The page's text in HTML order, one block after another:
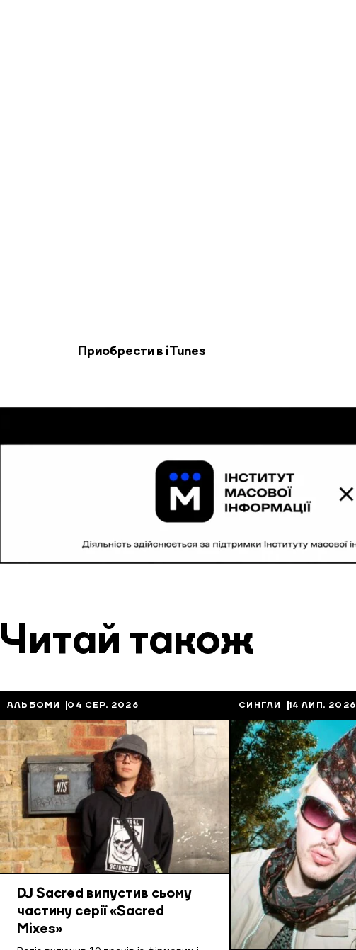
Приобрести в iTunes
Читай також
АЛЬБОМИ 04 СЕР, 2026
DJ Sacred випустив сьому
частину серії «Sacred
Mixes»
СИНГЛИ 14 ЛИП, 2026